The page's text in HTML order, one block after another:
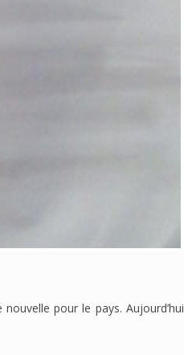
pour le pays. Aujourd’hui